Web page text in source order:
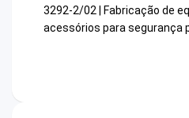
3292-2/02 | Fabricação de
acessórios para segurança